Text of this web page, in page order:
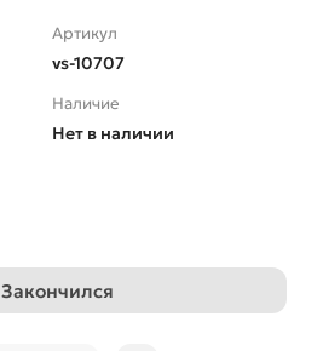
Артикул
vs-10707
Наличие
Нет в наличии
Закончился